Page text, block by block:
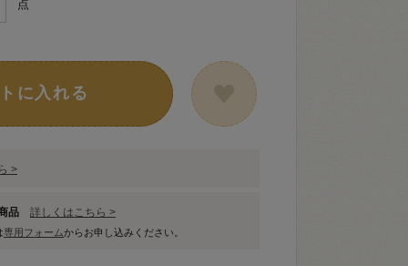
点
に入れる
>
品 詳しくはこちら >
専用フォームからお申し込みください。